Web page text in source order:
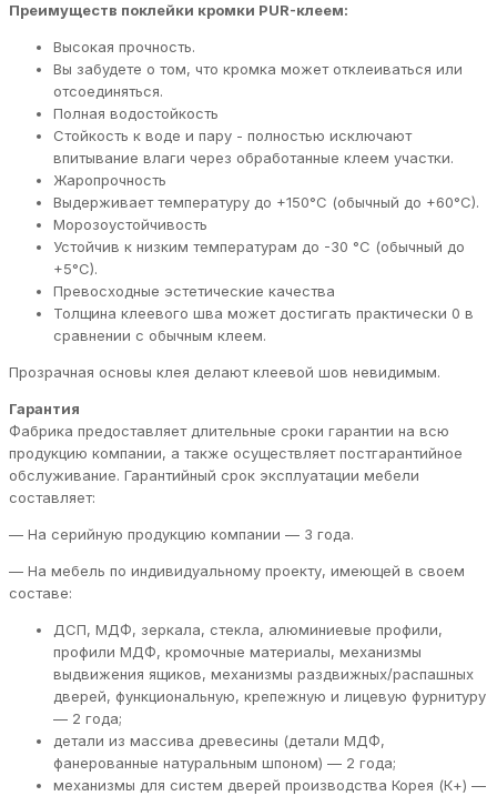
Преимуществ поклейки кромки PUR-клеем:
Высокая прочность.
Вы забудете о том, что кромка может отклеиваться или
отсоединяться.
Полная водостойкость
Стойкость к воде и пару - полностью исключают
впитывание влаги через обработанные клеем участки.
Жаропрочность
Выдерживает температуру до +150°C (обычный до +60°C).
Морозоустойчивость
Устойчив к низким температурам до -30 °C (обычный до
+5°C).
Превосходные эстетические качества
Толщина клеевого шва может достигать практически 0 в
сравнении с обычным клеем.
Прозрачная основы клея делают клеевой шов невидимым.
Гарантия
Фабрика предоставляет длительные сроки гарантии на всю
продукцию компании, а также осуществляет постгарантийное
обслуживание. Гарантийный срок эксплуатации мебели
составляет:
— На серийную продукцию компании — 3 года.
— На мебель по индивидуальному проекту, имеющей в своем
составе:
ДСП, МДФ, зеркала, стекла, алюминиевые профили,
профили МДФ, кромочные материалы, механизмы
выдвижения ящиков, механизмы раздвижных/распашных
дверей, функциональную, крепежную и лицевую фурнитуру
— 2 года;
детали из массива древесины (детали МДФ,
фанерованные натуральным шпоном) — 2 года;
механизмы для систем дверей производства Корея (К+) —